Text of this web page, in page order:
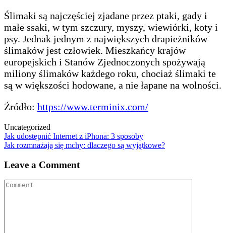
Ślimaki są najczęściej zjadane przez ptaki, gady i
małe ssaki, w tym szczury, myszy, wiewiórki, koty i
psy. Jednak jednym z największych drapieżników
ślimaków jest człowiek. Mieszkańcy krajów
europejskich i Stanów Zjednoczonych spożywają
miliony ślimaków każdego roku, chociaż ślimaki te
są w większości hodowane, a nie łapane na wolności.
Źródło: https://www.terminix.com/
Uncategorized
Post
navigation
Jak udostępnić Internet z iPhona: 3 sposoby
Jak rozmnażają się mchy: dlaczego są wyjątkowe?
Leave a Comment